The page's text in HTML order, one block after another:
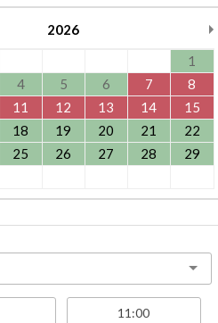
2026
1
4 5 6 7
8
11 12 13 14
15
18 19 20 21
22
25 26 27 28
29